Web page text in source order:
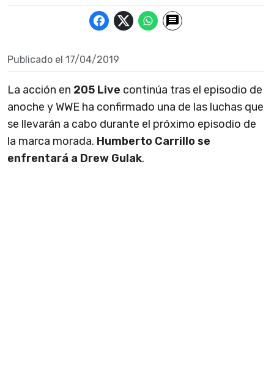
Publicado el 17/04/2019
La acción en 205 Live continúa tras el episodio de
anoche y WWE ha confirmado una de las luchas que
se llevarán a cabo durante el próximo episodio de
la marca morada. Humberto Carrillo se
enfrentará a Drew Gulak.